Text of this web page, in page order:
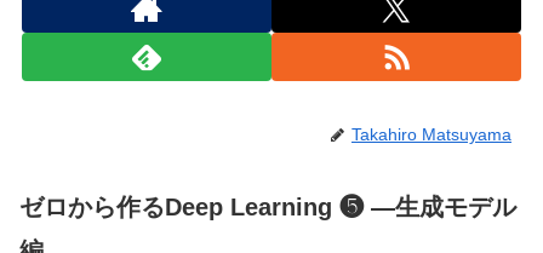
Takahiro Matsuyama
ゼロから作るDeep Learning ❺ ―生成モデル